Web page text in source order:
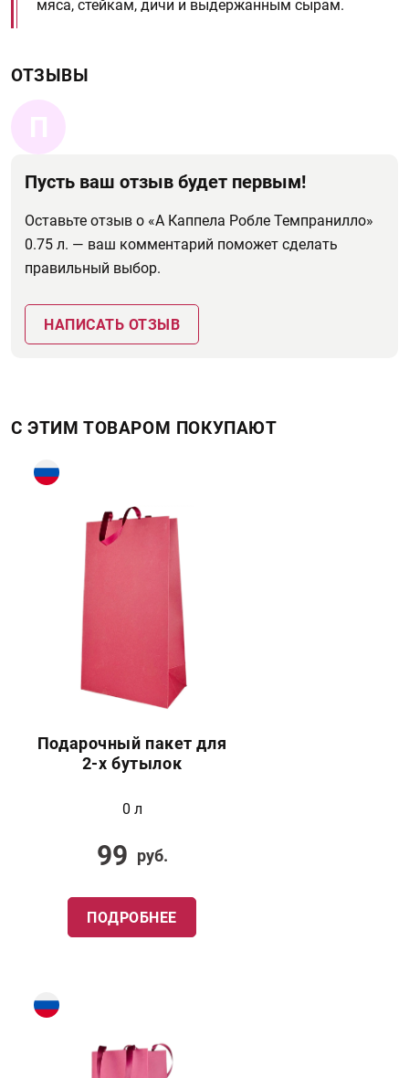
мяса, стейкам, дичи и выдержанным сырам.
ОТЗЫВЫ
П
Пусть ваш отзыв будет первым!
Оставьте отзыв о «А Каппела Робле Темпранилло»
0.75 л. — ваш комментарий поможет сделать
правильный выбор.
НАПИСАТЬ ОТЗЫВ
С ЭТИМ ТОВАРОМ ПОКУПАЮТ
Подарочный пакет для
2-х бутылок
0 л
99 руб.
ПОДРОБНЕЕ